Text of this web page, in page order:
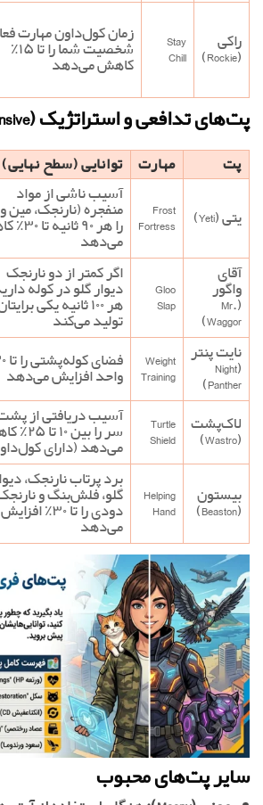
راکی
(Rockie)
Stay
Chill
زمان کول‌داون مهارت
شخصیت شما را تا ۱۵٪
کاهش می‌دهد
پت‌های تدافعی و استراتژیک (Tactical & Defensive)
پت مهارت توانایی (سطح نهایی)
یتی (Yeti) Frost
Fortress
آسیب ناشی از مواد
منفجره (نارنجک، مین
را هر ۹۰
می‌دهد
آقای
واگور
(Mr.
Waggor)
Gloo
Slap
اگر کمتر از دو نارنجک
دیوار گلو در کوله
هر ۱۰۰ ثانیه یکی
تولید می‌کند
نایت پنتر
(Night
Panther)
Weight
Training
فضای
واحد افزایش می‌دهد
لاک‌پشت
(Wastro)
Turtle
Shield
آسیب دریافتی از
سر را بین
می‌دهد (دارای
بیستون
(Beaston)
Helping
Hand
برد پرتاب نارنجک،
گلو، فلش‌بنگ و
دودی را تا ۳۰٪ افزایش
می‌دهد
سایر پت‌های محبوب